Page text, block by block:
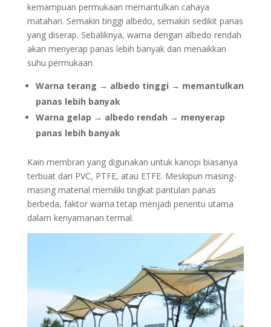
kemampuan permukaan memantulkan cahaya
matahari. Semakin tinggi albedo, semakin sedikit panas
yang diserap. Sebaliknya, warna dengan albedo rendah
akan menyerap panas lebih banyak dan menaikkan
suhu permukaan.
Warna terang → albedo tinggi → memantulkan
panas lebih banyak
Warna gelap → albedo rendah → menyerap
panas lebih banyak
Kain membran yang digunakan untuk kanopi biasanya
terbuat dari PVC, PTFE, atau ETFE. Meskipun masing-
masing material memiliki tingkat pantulan panas
berbeda, faktor warna tetap menjadi penentu utama
dalam kenyamanan termal.